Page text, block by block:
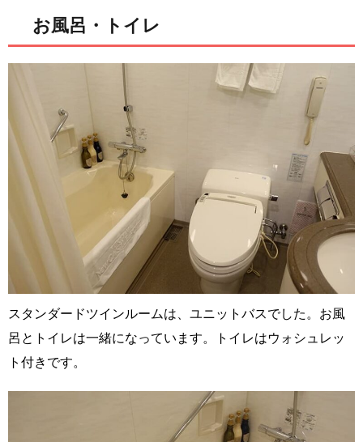
お風呂・トイレ
スタンダードツインルームは、ユニットバスでした。お風
呂とトイレは一緒になっています。トイレはウォシュレッ
ト付きです。